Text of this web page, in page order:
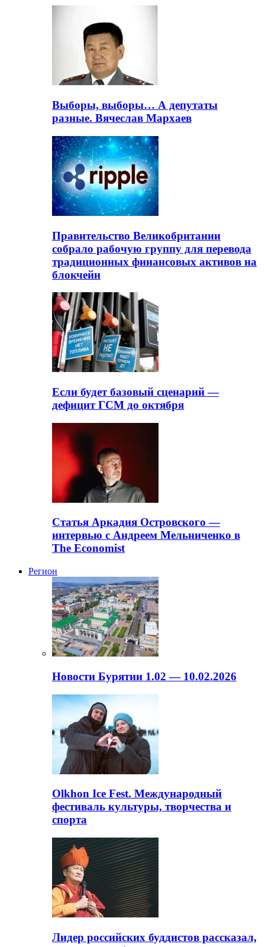
Выборы, выборы… А депутаты
разные. Вячеслав Мархаев
Правительство Великобритании
собрало рабочую группу для перевода
традиционных финансовых активов на
блокчейн
Если будет базовый сценарий —
дефицит ГСМ до октября
Статья Аркадия Островского —
интервью с Андреем Мельниченко в
The Economist
Регион
Новости Бурятии 1.02 — 10.02.2026
Olkhon Ice Fest. Международный
фестиваль культуры, творчества и
спорта
Лидер российских буддистов рассказал,